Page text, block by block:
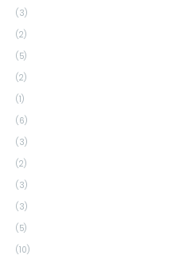
(3)
(2)
(5)
(2)
(1)
(6)
(3)
(2)
(3)
(3)
(5)
(10)